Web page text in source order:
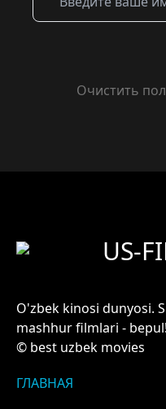
Очистить
US-
O'zbek kinosi dunyosi.
mashhur filmlari - bepul!
© best uzbek movies
ГЛАВНАЯ